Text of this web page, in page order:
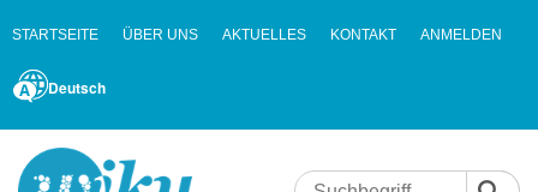
STARTSEITE ÜBER UNS AKTUELLES KONTAKT ANMELDEN
Deutsch